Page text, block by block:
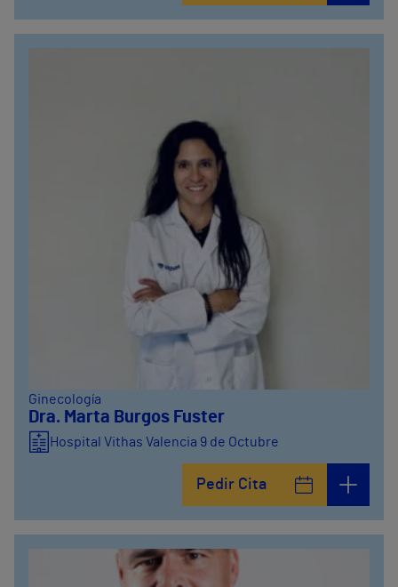
Ginecología
Dra. Marta Burgos Fuster
Hospital Vithas Valencia 9 de Octubre
Pedir Cita